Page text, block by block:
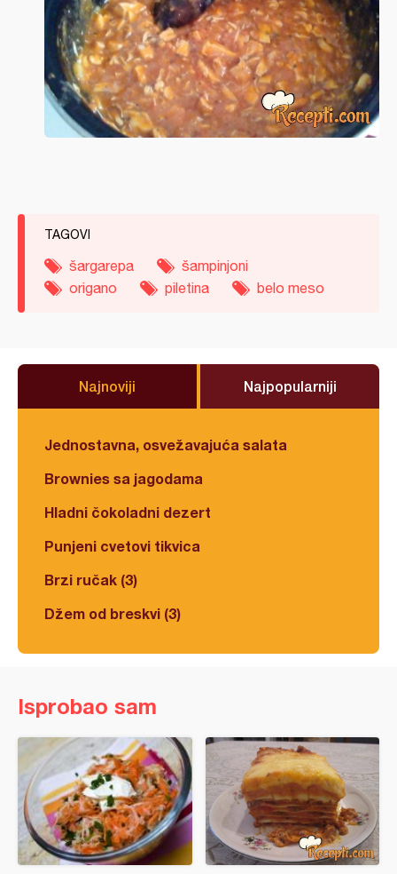
TAGOVI
šargarepa
šampinjoni
origano
piletina belo meso
Najnoviji Najpopularniji
Jednostavna, osvežavajuća salata
Brownies sa jagodama
Hladni čokoladni dezert
Punjeni cvetovi tikvica
Brzi ručak (3)
Džem od breskvi (3)
Isprobao sam